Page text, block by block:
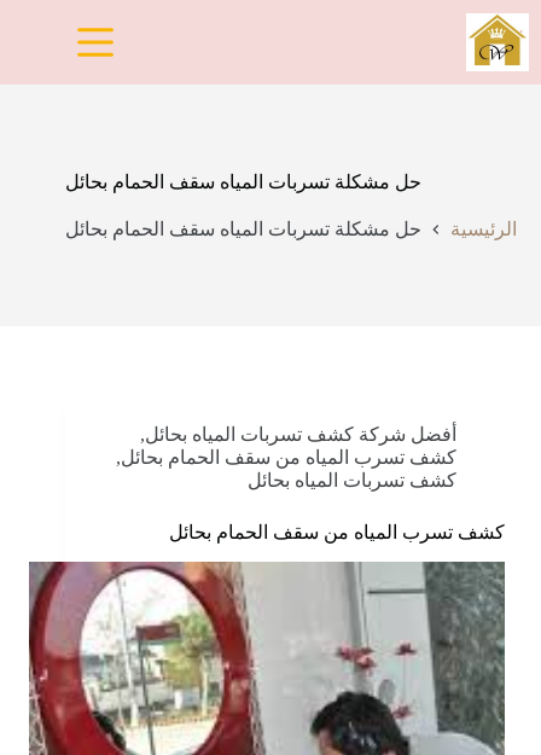
التجاوز
إلى
المحتوى
حل مشكلة تسربات المياه سقف الحمام بحائل
الرئيسية حل مشكلة تسربات المياه سقف الحمام بحائل
أفضل شركة كشف تسربات المياه بحائل,
كشف تسرب المياه من سقف الحمام بحائل,
كشف تسربات المياه بحائل
كشف تسرب المياه من سقف الحمام بحائل